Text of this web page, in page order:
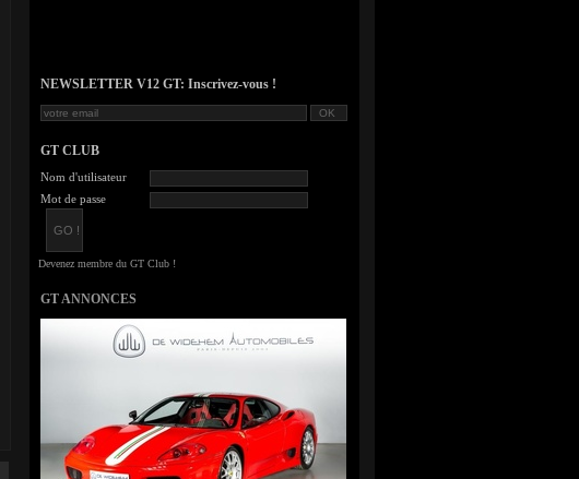
NEWSLETTER V12 GT: Inscrivez-vous !
GT CLUB
Nom d'utilisateur
Mot de passe
GT ANNONCES